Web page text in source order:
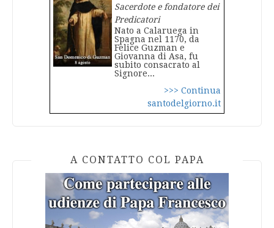
Sacerdote e fondatore dei
Predicatori
Nato a Calaruega in
Spagna nel 1170, da
Felice Guzman e
Giovanna di Asa, fu
subito consacrato al
Signore...
>>> Continua
santodelgiorno.it
A CONTATTO COL PAPA